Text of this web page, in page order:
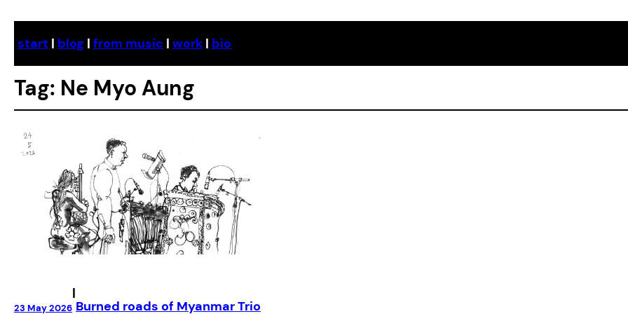
content
start | blog | from music | work | bio
Tag: Ne Myo Aung
23 May 2026
|
Burned roads of Myanmar Trio